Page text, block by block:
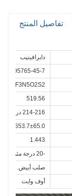
للاستئصال أو النقيلي الذي يحمل طفرات BRAFV600E أو
الجلد الذين سبق لهم استخدام مثبطات BRAF. ويعتقد أن
فعالية وطويل
العقارين
تفاصيل المنتج
دابرافينيب
1195765-45-7
519.56
214-216 درجة مئوية
653.7±65.0 درجة مئوية (متوقع)
1.443
-20 درجة مئوية
صلب أبيض.
أوف وايت